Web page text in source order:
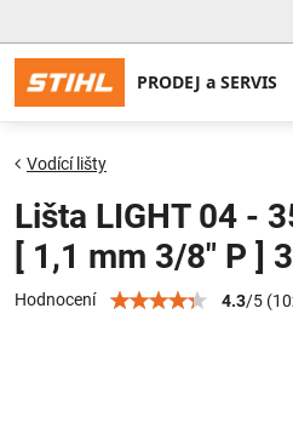
Vodící lišty
Lišta LIGHT 04 -
[ 1,1 mm 3/8" P ]
Hodnocení 4.3/5 (10